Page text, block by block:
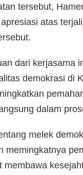
tersebut,
atas
dari kerjasama
demokrasi di
dalam
melek
memingkatnya
membawa